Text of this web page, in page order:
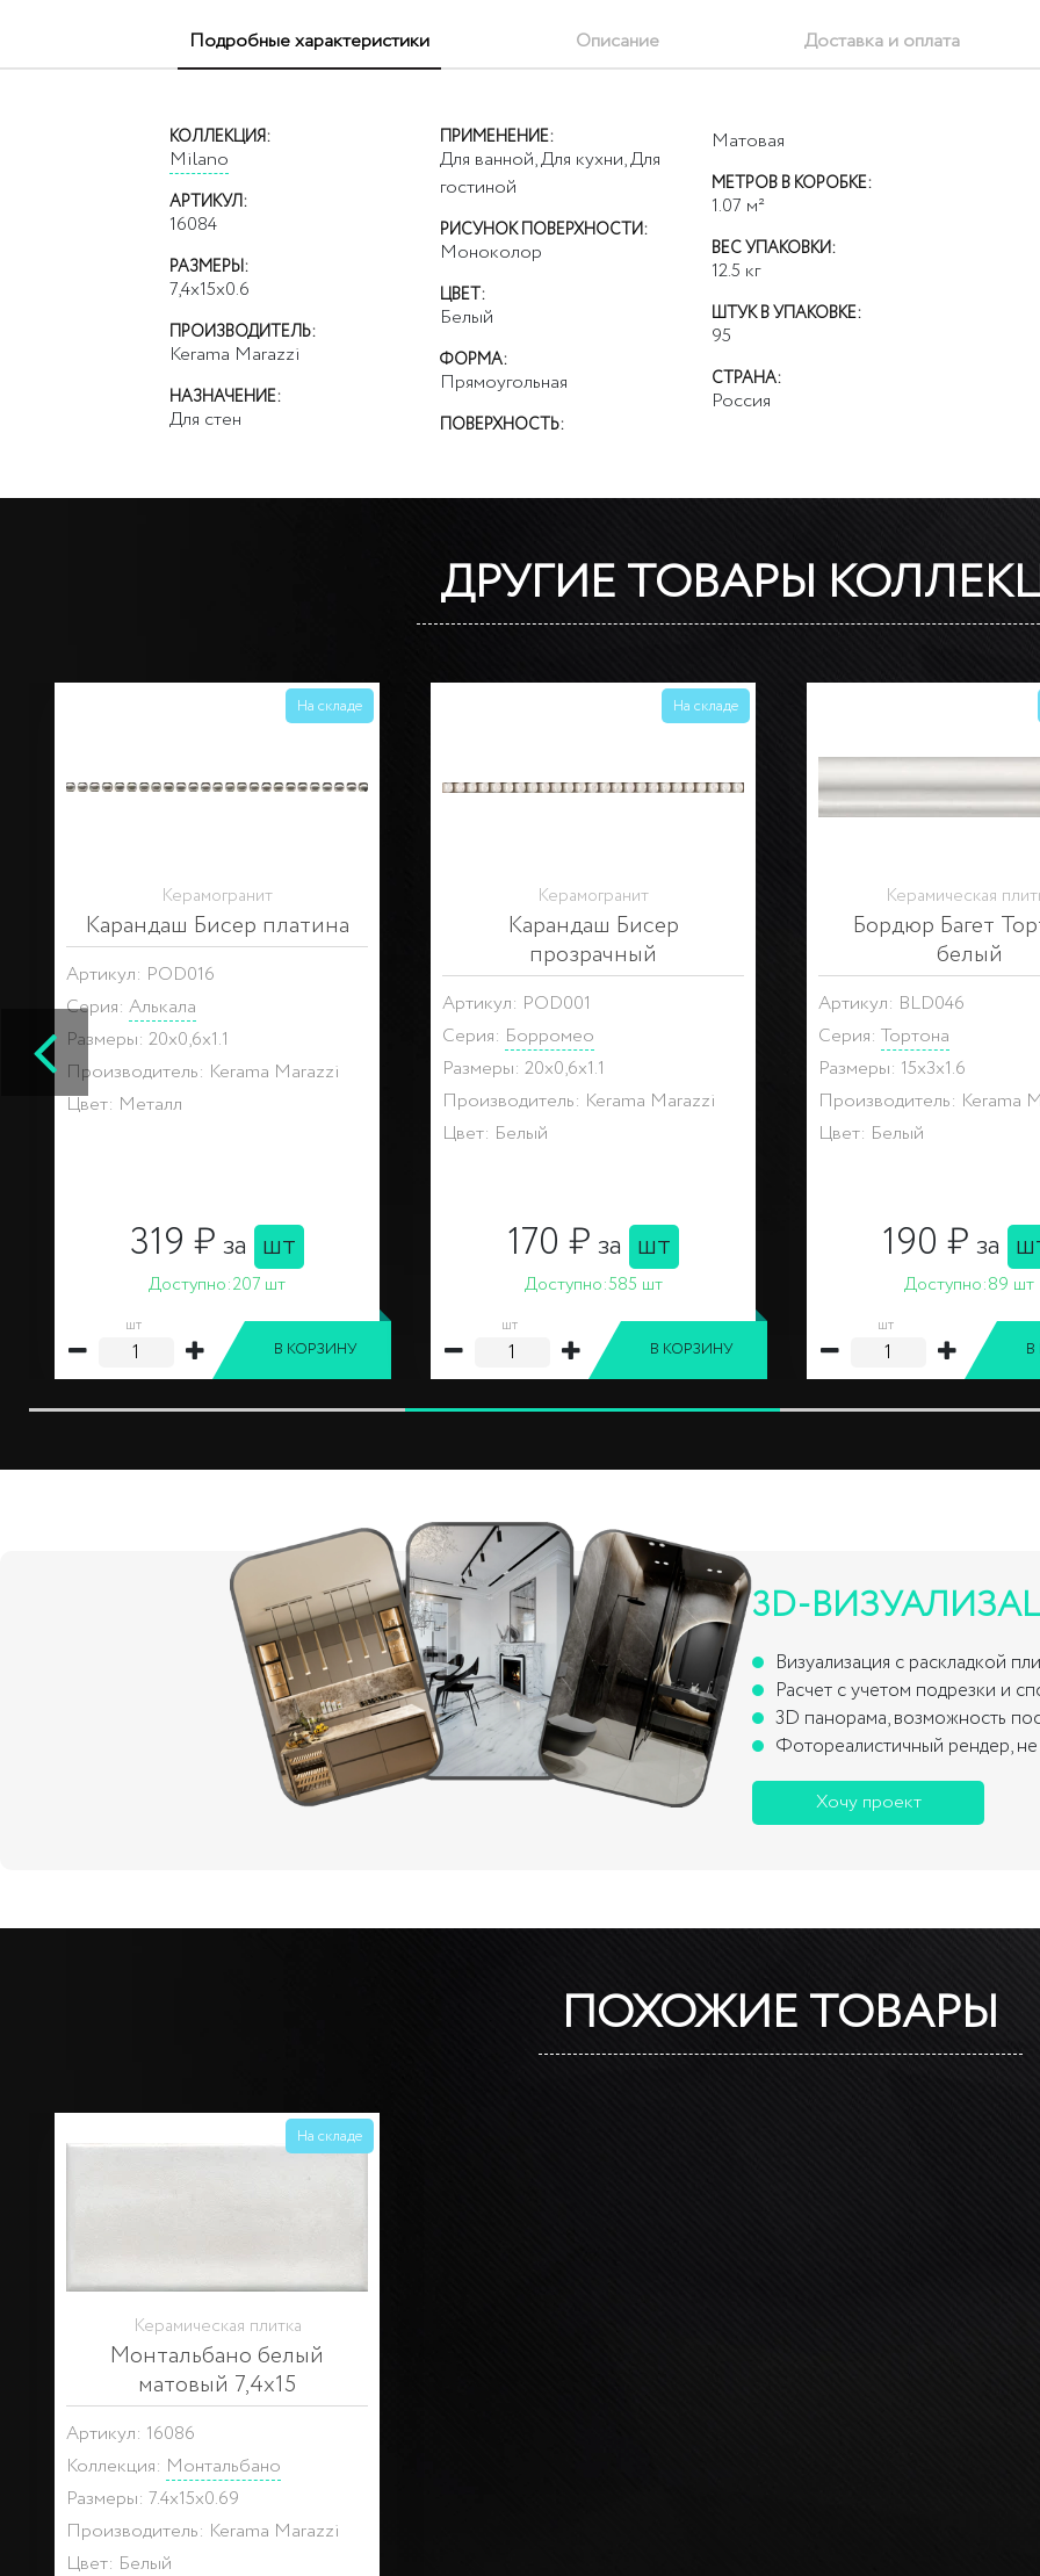
Подробные характеристики Описание Доставка и оплата
КОЛЛЕКЦИЯ:
Milano
АРТИКУЛ:
16084
РАЗМЕРЫ:
7,4x15x0.6
ПРОИЗВОДИТЕЛЬ:
Kerama Marazzi
НАЗНАЧЕНИЕ:
Для стен
ПРИМЕНЕНИЕ:
Для ванной, Для кухни, Для
гостиной
РИСУНОК ПОВЕРХНОСТИ:
Моноколор
ЦВЕТ:
Белый
ФОРМА:
Прямоугольная
ПОВЕРХНОСТЬ:
Матовая
МЕТРОВ В КОРОБКЕ:
1.07 м²
ВЕС УПАКОВКИ:
12.5 кг
ШТУК В УПАКОВКЕ:
95
СТРАНА:
Россия
ДРУГИЕ ТОВАРЫ
На складе
Керамическая плитка
Бордюр Багет Тортона
зеленый светлый
Артикул: BLD049
Серия:Тортона
Размеры: 15x3x1.6
Производитель: Kerama Marazzi
190 ₽за шт
Доступно:31 шт
шт
В КОРЗИНУ
На складе
Керамическая плитка
Бордюр Багет Тортона
розовый светлый
Артикул: BLD047
Серия: Тортона
Размеры: 15x3x1.6
Производитель: Kerama Marazzi
Цвет: Светлый, Розовый
190 ₽за шт
Доступно:19 шт
шт
В КОРЗИНУ
Керамическая
Бордюр Багет
серый
Артикул: BLD051
Серия: Тортона
Размеры: 15x3x1.6
Производитель: Kerama
Цвет: Серый
190 ₽за
Доступно:16 шт
шт
3D-
Визуализация с раскладкой
Расчет с учетом подрезки и
3D панорама, возможность
Фотореалистичный рендер, не
Хочу проект
ПОХОЖИЕ ТОВАРЫ
На складе
Керамическая плитка
Монтальбано белый
матовый 7,4х15
Артикул: 16086
Коллекция: Монтальбано
Размеры: 7.4x15x0.69
Производитель: Kerama Marazzi
Цвет: Белый